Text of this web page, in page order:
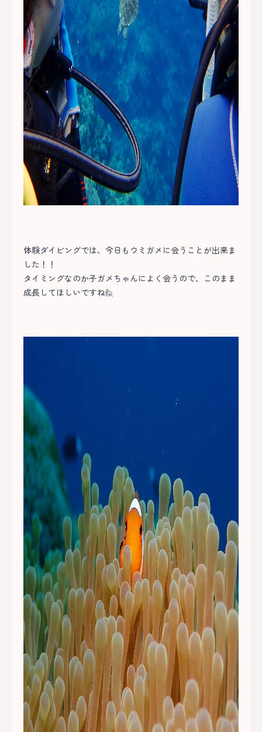
体験ダイビングでは、今日もウミガメに会うことが出来ま
した！！
タイミングなのか子ガメちゃんによく会うので、このまま
成長してほしいですね🙋